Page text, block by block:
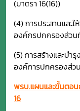
(มาตรา 16(16))
(4) การประสานและ
องค์กรปกครองส่วน
(5) การสร้างและบำ
องค์การปกครองส่ว
พรบ.แผนและขั้นตอน
16